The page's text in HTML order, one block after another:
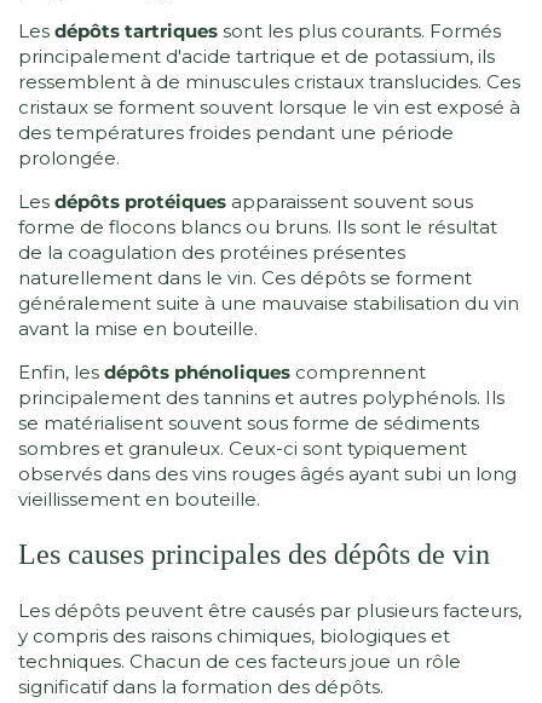
Les dépôts tartriques sont les plus courants. Formés
principalement d'acide tartrique et de potassium, ils
ressemblent à de minuscules cristaux translucides. Ces
cristaux se forment souvent lorsque le vin est exposé à
des températures froides pendant une période
prolongée.
Les dépôts protéiques apparaissent souvent sous
forme de flocons blancs ou bruns. Ils sont le résultat
de la coagulation des protéines présentes
naturellement dans le vin. Ces dépôts se forment
généralement suite à une mauvaise stabilisation du vin
avant la mise en bouteille.
Enfin, les dépôts phénoliques comprennent
principalement des tannins et autres polyphénols. Ils
se matérialisent souvent sous forme de sédiments
sombres et granuleux. Ceux-ci sont typiquement
observés dans des vins rouges âgés ayant subi un long
vieillissement en bouteille.
Les causes principales des dépôts de vin
Les dépôts peuvent être causés par plusieurs facteurs,
y compris des raisons chimiques, biologiques et
techniques. Chacun de ces facteurs joue un rôle
significatif dans la formation des dépôts.